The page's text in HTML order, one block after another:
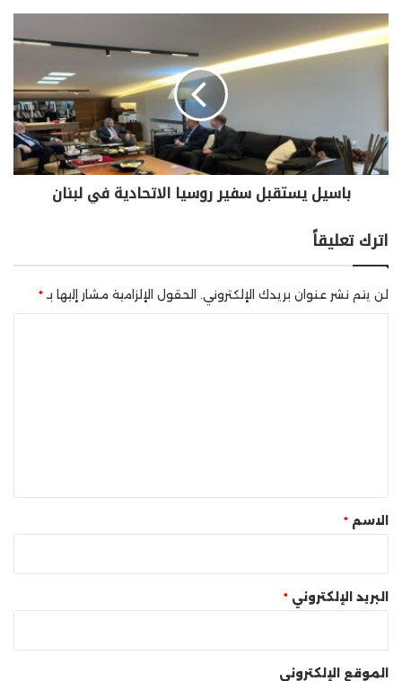
باسيل يستقبل سفير روسيا الاتحادية في لبنان
اترك تعليقاً
لن يتم نشر عنوان بريدك الإلكتروني. الحقول الإلزامية مشار إليها بـ *
* الاسم *
البريد الإلكتروني *
الموقع الإلكتروني